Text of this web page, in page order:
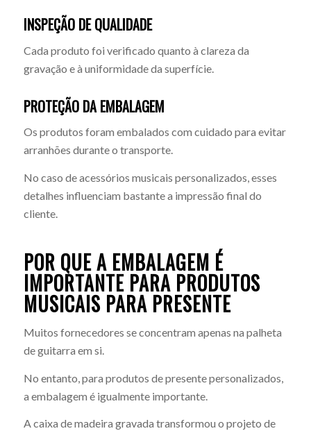
INSPEÇÃO DE QUALIDADE
Cada produto foi verificado quanto à clareza da
gravação e à uniformidade da superfície.
PROTEÇÃO DA EMBALAGEM
Os produtos foram embalados com cuidado para evitar
arranhões durante o transporte.
No caso de acessórios musicais personalizados, esses
detalhes influenciam bastante a impressão final do
cliente.
POR QUE A EMBALAGEM É
IMPORTANTE PARA PRODUTOS
MUSICAIS PARA PRESENTE
Muitos fornecedores se concentram apenas na palheta
de guitarra em si.
No entanto, para produtos de presente personalizados,
a embalagem é igualmente importante.
A caixa de madeira gravada transformou o projeto de